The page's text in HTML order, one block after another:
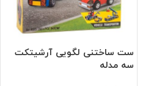
ست ساختنی لگویی آرشیتکت
سه مدله